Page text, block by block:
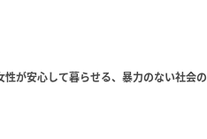
性が安心して暮らせる、暴力のない社